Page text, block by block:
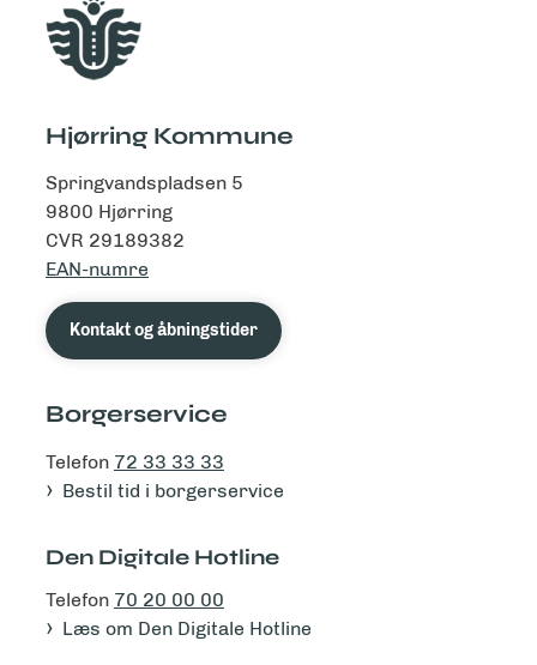
Hjørring Kommune
Springvandspladsen 5
9800 Hjørring
CVR 29189382
EAN-numre
Kontakt og åbningstider
Borgerservice
Telefon 72 33 33 33
Bestil tid i borgerservice
Den Digitale Hotline
Telefon 70 20 00 00
Læs om Den Digitale Hotline